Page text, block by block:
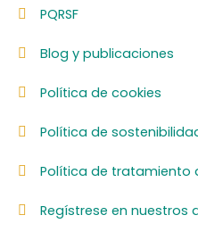
PQRSF
Blog y publicaciones
Política de cookies
Política de
Política de tratamiento
Regístrese en nuestros